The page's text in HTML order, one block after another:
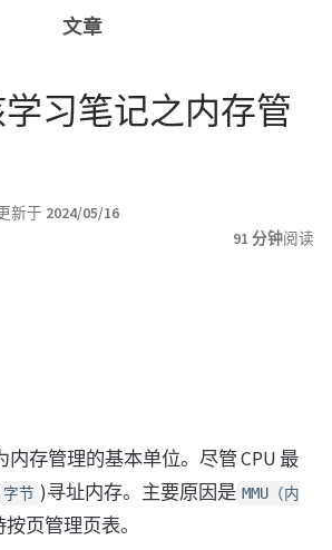
文章
习笔记之内存管
新于 2024/05/16
91 分钟阅读
内存管理的基本单位。尽管 CPU 最
字节 )寻址内存。主要原因是 MMU（内
页管理页表。